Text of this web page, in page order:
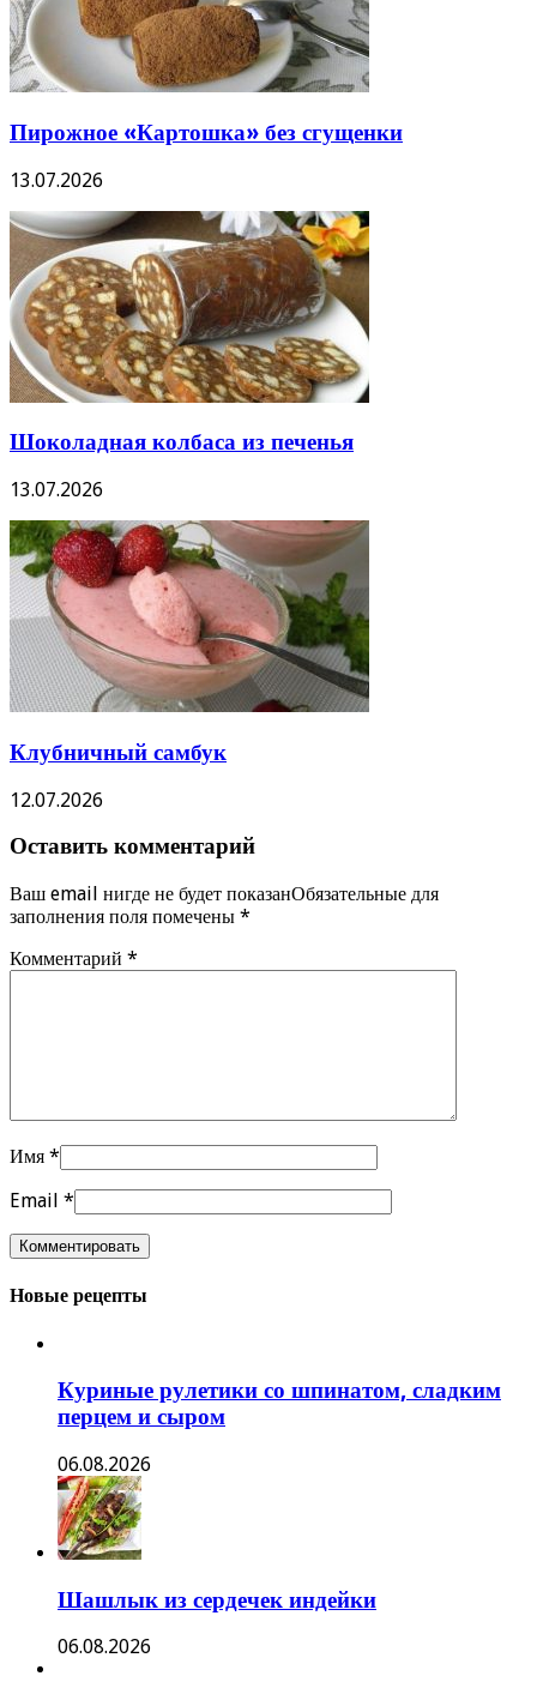
Пирожное «Картошка» без сгущенки
13.07.2026
Шоколадная колбаса из печенья
13.07.2026
Клубничный самбук
12.07.2026
Оставить комментарий
Ваш email нигде не будет показанОбязательные для
заполнения поля помечены *
Комментарий *
Имя *
Email *
Новые рецепты
Куриные рулетики со шпинатом, сладким
перцем и сыром
06.08.2026
Шашлык из сердечек индейки
06.08.2026